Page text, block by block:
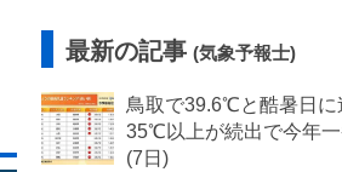
最新の記事 (気象予報士)
鳥取で39.6℃と酷暑日
35℃以上が続出で今年
(7日)